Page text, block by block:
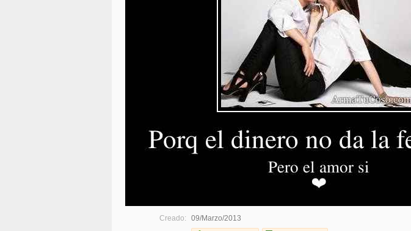
Creado: 09/Marzo/2013